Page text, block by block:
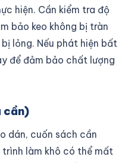
hiện. Cần kiểm tra độ
bảo keo không bị tràn
lỏng. Nếu phát hiện bất
để đảm bảo chất lượng
cần)
dán, cuốn sách cần
làm khô có thể mất